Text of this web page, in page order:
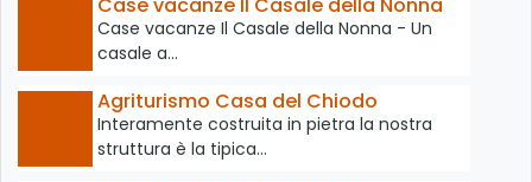
Case vacanze Il Casale della Nonna
Case vacanze Il Casale della Nonna - Un
casale a…
Agriturismo Casa del Chiodo
Interamente costruita in pietra la nostra
struttura è la tipica…